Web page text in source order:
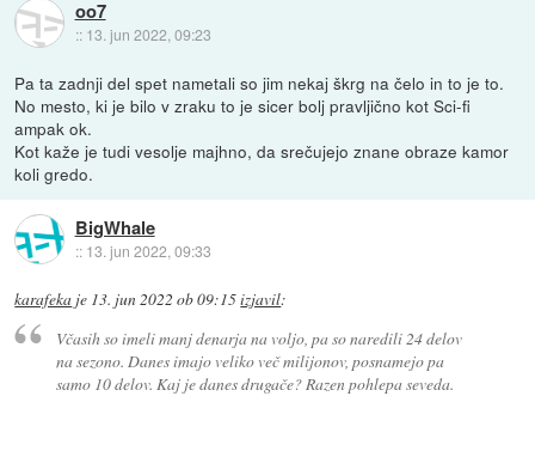
oo7
:: 13. jun 2022, 09:23
Pa ta zadnji del spet nametali so jim nekaj škrg na čelo in to je to.
No mesto, ki je bilo v zraku to je sicer bolj pravljično kot Sci-fi
ampak ok.
Kot kaže je tudi vesolje majhno, da srečujejo znane obraze kamor
koli gredo.
BigWhale
:: 13. jun 2022, 09:33
karafeka je 13. jun 2022 ob 09:15izjavil:
Včasih so imeli manj denarja na voljo, pa so naredili 24 delov
na sezono. Danes imajo veliko več milijonov, posnamejo pa
samo 10 delov. Kaj je danes drugače? Razen pohlepa seveda.